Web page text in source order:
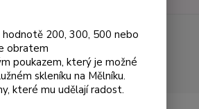
Dostupnost
Varianta
200, 300, 500 nebo
obratem
poukazem, který je možné
skleníku na Mělníku.
které mu udělají radost.